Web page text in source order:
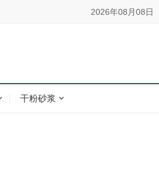
2026年08月08日
干粉砂浆